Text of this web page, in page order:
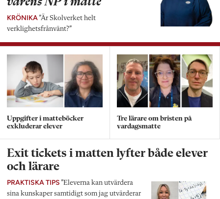
KRÖNIKA ”Är Skolverket helt
verklighetsfrånvänt?”
Uppgifter i matteböcker
exkluderar elever
Tre lärare om bristen på
vardagsmatte
Exit tickets i matten lyfter både elever
och lärare
PRAKTISKA TIPS ”Eleverna kan utvärdera
sina kunskaper samtidigt som jag utvärderar